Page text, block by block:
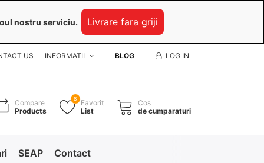
nostru serviciu. Livrare fara griji
US INFORMATII BLOG LOG IN
Compare
Products
8
Favorit
List
Cos
de cumparaturi
SEAP Contact